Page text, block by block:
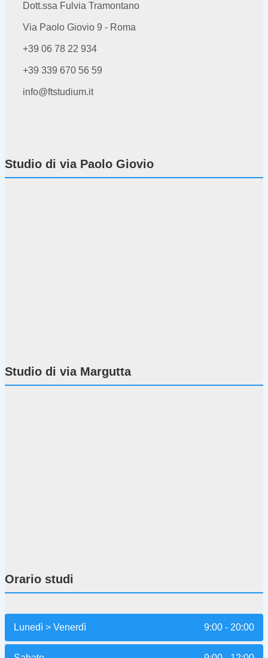
Dott.ssa Fulvia Tramontano
Via Paolo Giovio 9 - Roma
+39 06 78 22 934
+39 339 670 56 59
info@ftstudium.it
Studio di via Paolo Giovio
Studio di via Margutta
Orario studi
Lunedì > Venerdì 9:00 - 20:00